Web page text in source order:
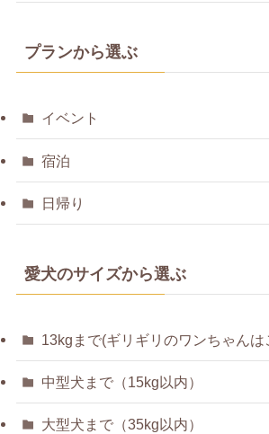
プランから選ぶ
イベント
宿泊
日帰り
愛犬のサイズから選ぶ
13kgまで(ギリギリのワンちゃん
中型犬まで（15kg以内）
大型犬まで（35kg以内）